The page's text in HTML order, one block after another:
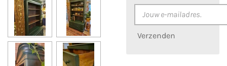
Verzenden